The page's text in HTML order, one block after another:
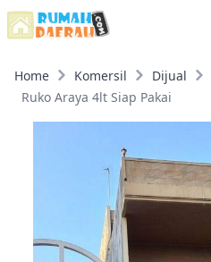
Home Komersil Dijual
Ruko Araya 4lt Siap Pakai